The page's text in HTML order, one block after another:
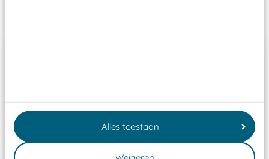
Alles toestaan